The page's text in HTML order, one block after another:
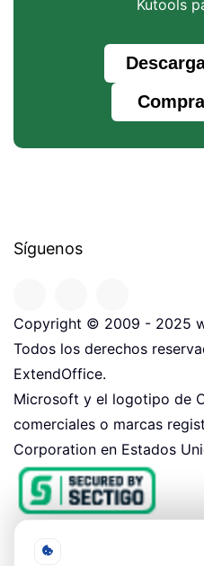
Kutools
Síguenos
Copyright © 2009 - 2025
Todos los derechos
ExtendOffice.
Microsoft y el logotipo de
comerciales o marcas
Corporation en Estados